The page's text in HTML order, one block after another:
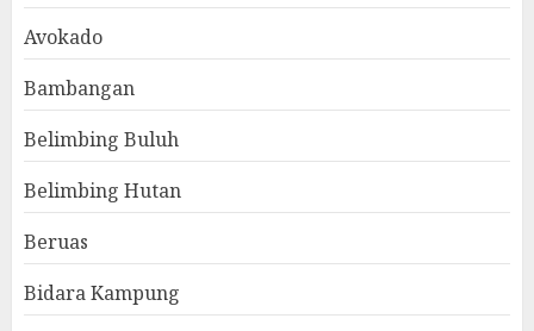
Avokado
Bambangan
Belimbing Buluh
Belimbing Hutan
Beruas
Bidara Kampung